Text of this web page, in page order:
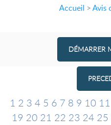
Accueil >Avis
DÉMARRER
1 2 3 4 5 6 7 8 9 10 11
19 20 21 22 23 24 25